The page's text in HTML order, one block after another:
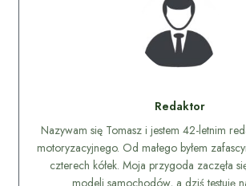
Redaktor
Nazywam się Tomasz i jestem 42-letnim
motoryzacyjnego. Od małego byłem
czterech kółek. Moja przygoda zaczęła
modeli samochodów, a dziś testuję